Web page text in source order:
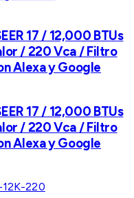
17 / 12,000 BTUs
/ 220 Vca / Filtro
Alexa y Google
17 / 12,000 BTUs
/ 220 Vca / Filtro
Alexa y Google
220